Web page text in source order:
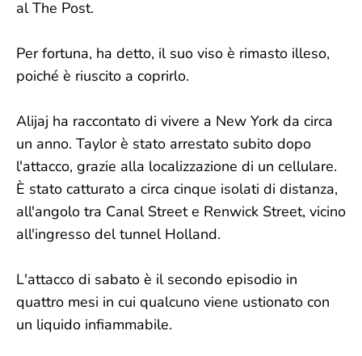
al The Post.
Per fortuna, ha detto, il suo viso è rimasto illeso,
poiché è riuscito a coprirlo.
Alijaj ha raccontato di vivere a New York da circa
un anno. Taylor è stato arrestato subito dopo
l'attacco, grazie alla localizzazione di un cellulare.
È stato catturato a circa cinque isolati di distanza,
all'angolo tra Canal Street e Renwick Street, vicino
all'ingresso del tunnel Holland.
L'attacco di sabato è il secondo episodio in
quattro mesi in cui qualcuno viene ustionato con
un liquido infiammabile.